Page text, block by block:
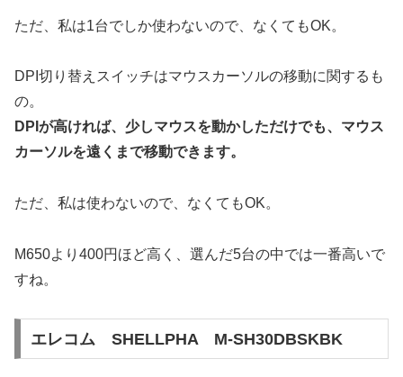
ただ、私は1台でしか使わないので、なくてもOK。
DPI切り替えスイッチはマウスカーソルの移動に関するも
の。
DPIが高ければ、少しマウスを動かしただけでも、マウス
カーソルを遠くまで移動できます。
ただ、私は使わないので、なくてもOK。
M650より400円ほど高く、選んだ5台の中では一番高いで
すね。
エレコム SHELLPHA M-SH30DBSKBK